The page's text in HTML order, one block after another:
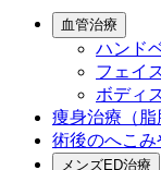
血管治療
ハンド
フェイ
ボディ
痩身治療（脂
術後のへこ
メンズED治療